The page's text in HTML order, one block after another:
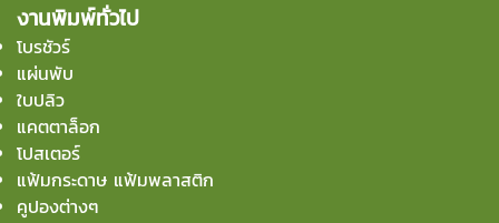
งานพิมพ์ทั่วไป
โบรชัวร์
แผ่นพับ
ใบปลิว
แคตตาล็อก
โปสเตอร์
แฟ้มกระดาษ แฟ้มพลาสติก
คูปองต่างๆ